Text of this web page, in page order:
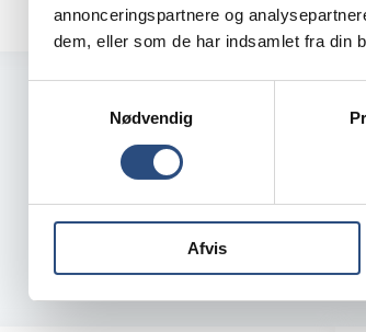
annonceringspartnere og
dem, eller som de har indsamlet fra din
Nødvendig
Afvis
REMA 1000
Løvbjerg